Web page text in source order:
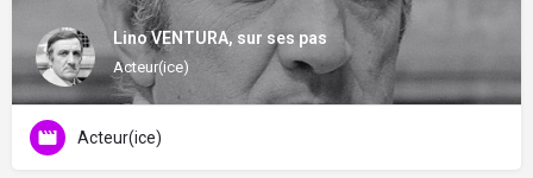
Lino VENTURA, sur ses pas
Acteur(ice)
Acteur(ice)